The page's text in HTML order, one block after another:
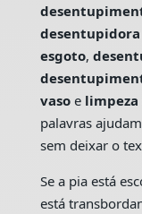
desentupidora
esgoto,
vasoe
palavras
sem deixar o
Se a pia está
está